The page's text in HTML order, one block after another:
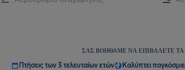
ΣΑΣ ΒΟΗΘΆΜΕ ΝΑ ΕΠΙΒΆΛΕΤΕ
Πτήσεις των 3 τελευταίων ετών Καλύπτει